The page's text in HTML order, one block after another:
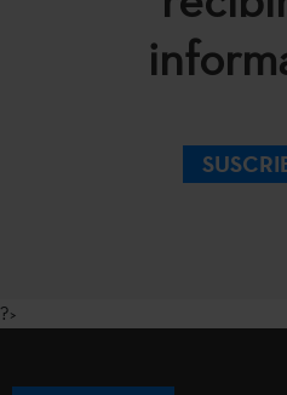
?>